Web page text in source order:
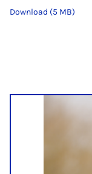
Download (5 MB)